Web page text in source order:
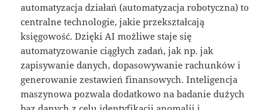
automatyzacja działań (automatyzacja robotyczna) to
centralne technologie, jakie przekształcają
księgowość. Dzięki AI możliwe staje się
automatyzowanie ciągłych zadań, jak np. jak
zapisywanie danych, dopasowywanie rachunków i
generowanie zestawień finansowych. Inteligencja
maszynowa pozwala dodatkowo na badanie dużych